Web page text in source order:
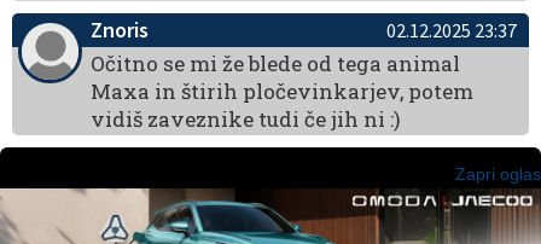
Znoris
02.12.2025 23:37
Očitno se mi že blede od tega animal
Maxa in štirih pločevinkarjev, potem
vidiš zaveznike tudi če jih ni :)
Zapri oglas